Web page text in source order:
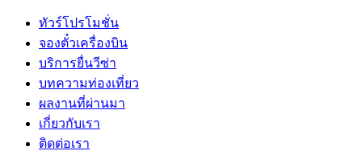
ทัวร์โปรโมชั่น
จองตั๋วเครื่องบิน
บริการยื่นวีซ่า
บทความท่องเที่ยว
ผลงานที่ผ่านมา
เกี่ยวกับเรา
ติดต่อเรา